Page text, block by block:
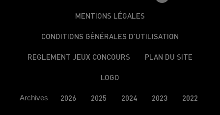
MENTIONS LÉGALES
CONDITIONS GÉNÉRALES D’UTILISATION
REGLEMENT JEUX CONCOURS PLAN DU SITE
LOGO
Archives 2026 2025 2024 2023 2022